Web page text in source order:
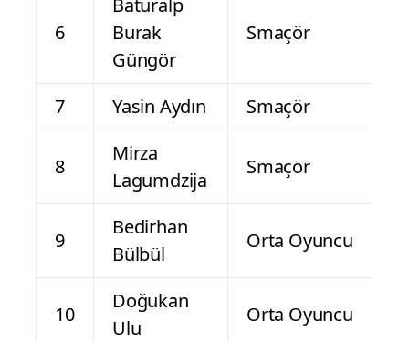
6
Baturalp
Burak
Güngör
Smaçör
7 Yasin Aydın Smaçör
8
Mirza
Lagumdzija
Smaçör
9
Bedirhan
Bülbül
Orta Oyuncu
10
Doğukan
Ulu
Orta Oyuncu